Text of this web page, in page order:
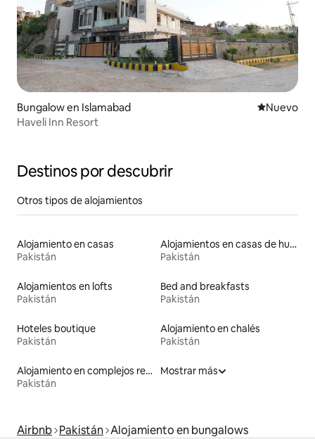
Bungalow en Islamabad Lugar
Nuevo
Haveli Inn Resort
Destinos por descubrir
Otros tipos de alojamientos
Alojamiento en casas
Pakistán
Alojamientos en casas de huéspedes
Pakistán
Alojamientos en lofts
Pakistán
Bed and breakfasts
Pakistán
Hoteles boutique
Pakistán
Alojamiento en chalés
Pakistán
Alojamiento en complejos residenciales
Pakistán
Mostrar más
Airbnb Pakistán Alojamiento en bungalows